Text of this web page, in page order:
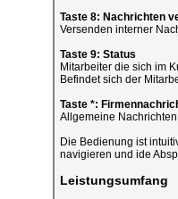
Taste 8: Nachrichten
Versenden interner
Taste 9: Status
Mitarbeiter die sich im
Befindet sich der
Taste *:
Allgemeine
Die Bedienung ist
navigieren und ide
Leistungsumfang